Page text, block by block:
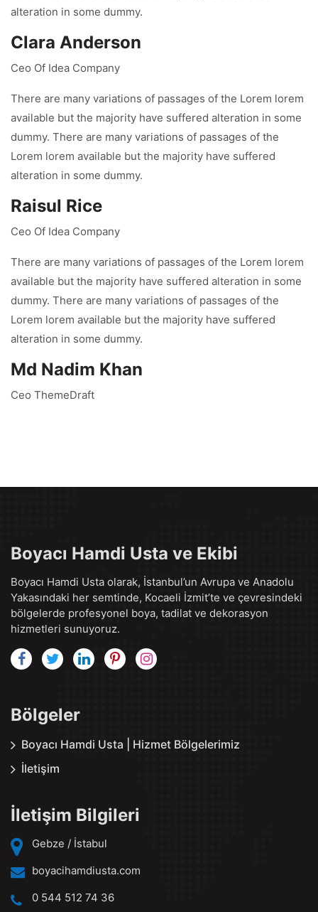
alteration in some dummy.
Clara Anderson
Ceo Of Idea Company
There are many variations of passages of the Lorem lorem
available but the majority have suffered alteration in some
dummy. There are many variations of passages of the
Lorem lorem available but the majority have suffered
alteration in some dummy.
Raisul Rice
Ceo Of Idea Company
There are many variations of passages of the Lorem lorem
available but the majority have suffered alteration in some
dummy. There are many variations of passages of the
Lorem lorem available but the majority have suffered
alteration in some dummy.
Md Nadim Khan
Ceo ThemeDraft
Boyacı Hamdi Usta ve Ekibi
Boyacı Hamdi Usta olarak, İstanbul’un Avrupa ve Anadolu
Yakasındaki her semtinde, Kocaeli İzmit’te ve çevresindeki
bölgelerde profesyonel boya, tadilat ve dekorasyon
hizmetleri sunuyoruz.
Bölgeler
Boyacı Hamdi Usta | Hizmet Bölgelerimiz
İletişim
İletişim Bilgileri
Gebze / İstabul
boyacihamdiusta.com
0 544 512 74 36